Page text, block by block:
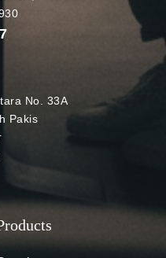
No. 33A
Pakis